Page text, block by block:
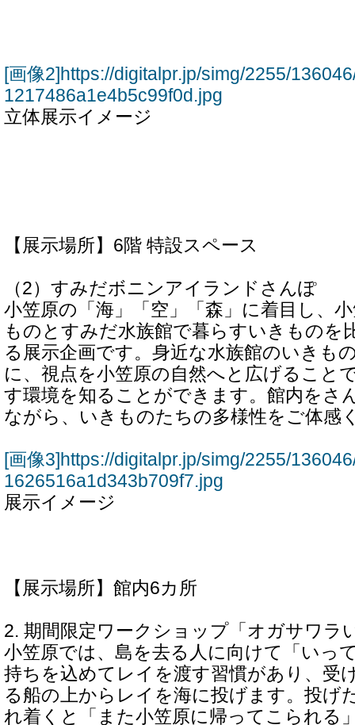
[画像2]https://digitalpr.jp/simg/2255/
1217486a1e4b5c99f0d.jpg
立体展示イメージ
【展示場所】6階 特設スペース
（2）すみだボニンアイランドさんぽ
小笠原の「海」「空」「森」に着目し、
ものとすみだ水族館で暮らすいきものを
る展示企画です。身近な水族館のいきも
に、視点を小笠原の自然へと広げること
す環境を知ることができます。館内をさ
ながら、いきものたちの多様性をご体感
[画像3]https://digitalpr.jp/simg/2255/
1626516a1d343b709f7.jpg
展示イメージ
【展示場所】館内6カ所
2. 期間限定ワークショップ「オガサワラ
小笠原では、島を去る人に向けて「いっ
持ちを込めてレイを渡す習慣があり、受
る船の上からレイを海に投げます。投げ
れ着くと「また小笠原に帰ってこられる